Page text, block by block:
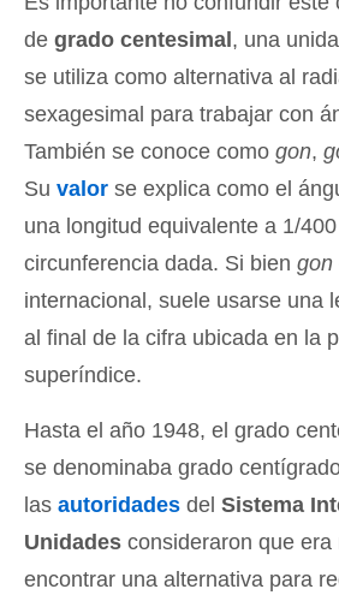
de grado centesimal, una
se utiliza como alternativa al
sexagesimal para trabajar con
También se conoce como gon,
Su valor se explica como el
una longitud equivalente a 1/
circunferencia dada. Si bien gon
internacional, suele usarse una
al final de la cifra ubicada en la
superíndice.
Hasta el año 1948, el grado
se denominaba grado
las autoridades del Sistema
Unidades consideraron que era
encontrar una alternativa para